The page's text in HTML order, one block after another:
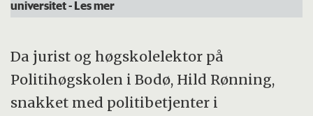
universitet- Les mer
Da jurist og høgskolelektor på
Politihøgskolen i Bodø, Hild Rønning,
snakket med politibetjenter i